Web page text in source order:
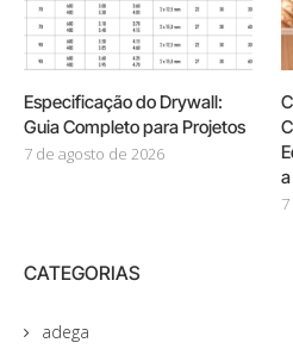
Especificação do Drywall:
Guia Completo para Projetos
7 de agosto de 2026
CATEGORIAS
adega